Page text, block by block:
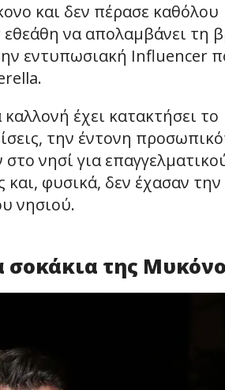
και δεν πέρασε καθόλου
να απολαμβάνει τη
εντυπωσιακή Influencer
έχει κατακτήσει το
την έντονη
νησί για
φυσικά, δεν έχασαν την
νησιού.
σοκάκια της